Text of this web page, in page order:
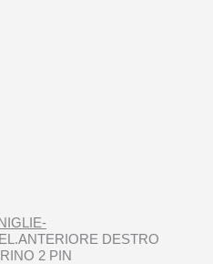
DESTRO
2 PIN